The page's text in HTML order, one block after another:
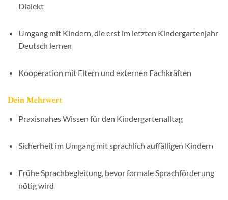
Dialekt
Umgang mit Kindern, die erst im letzten Kindergartenjahr
Deutsch lernen
Kooperation mit Eltern und externen Fachkräften
Dein Mehrwert
Praxisnahes Wissen für den Kindergartenalltag
Sicherheit im Umgang mit sprachlich auffälligen Kindern
Frühe Sprachbegleitung, bevor formale Sprachförderung
nötig wird